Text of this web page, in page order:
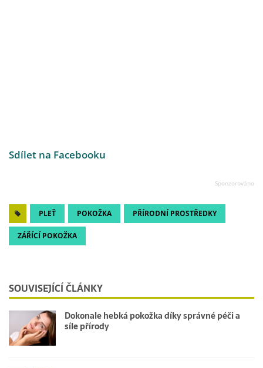
Sdílet na Facebooku
PLEŤ POKOŽKA PŘÍRODNÍ PROSTŘEDKY
ZÁŘÍCÍ POKOŽKA
SOUVISEJÍCÍ ČLÁNKY
Dokonale hebká pokožka díky správné péči a
síle přírody